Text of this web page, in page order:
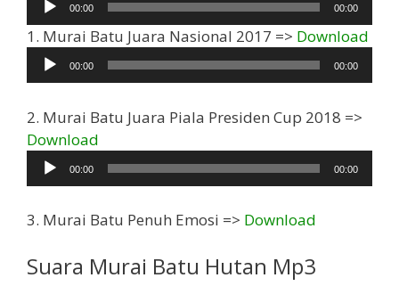
Audio
00:00 00:00
1. Murai Batu Juara Nasional 2017 => Download
00:00 00:00
2. Murai Batu Juara Piala Presiden Cup 2018 =>
Download
Audio
00:00 00:00
3. Murai Batu Penuh Emosi => Download
Suara Murai Batu Hutan Mp3